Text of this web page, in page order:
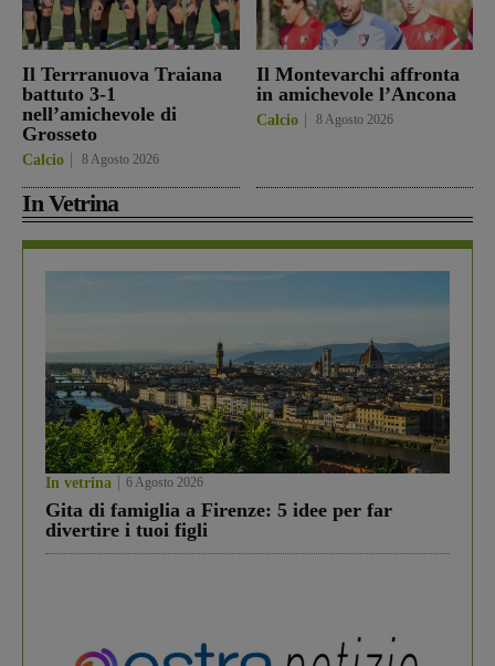
Il Terrranuova Traiana
battuto 3-1
nell’amichevole di
Grosseto
Calcio 8 Agosto 2026
Il Montevarchi affronta
in amichevole l’Ancona
Calcio 8 Agosto 2026
In Vetrina
In vetrina 6 Agosto 2026
Gita di famiglia a Firenze: 5 idee per far
divertire i tuoi figli